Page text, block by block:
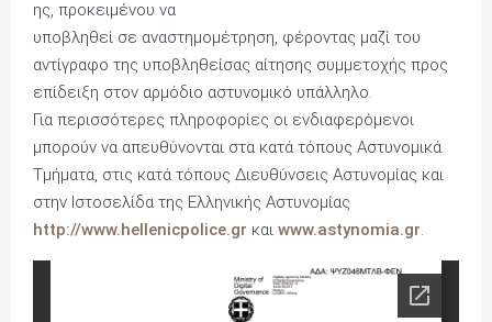
ης, προκειμένου να
υποβληθεί σε αναστημομέτρηση, φέροντας μαζί του
αντίγραφο της υποβληθείσας αίτησης συμμετοχής προς
επίδειξη στον αρμόδιο αστυνομικό υπάλληλο.
Για περισσότερες πληροφορίες οι ενδιαφερόμενοι
μπορούν να απευθύνονται στα κατά τόπους Αστυνομικά
Τμήματα, στις κατά τόπους Διευθύνσεις Αστυνομίας και
στην Ιστοσελίδα της Ελληνικής Αστυνομίας
http://www.hellenicpolice.gr και www.astynomia.gr.